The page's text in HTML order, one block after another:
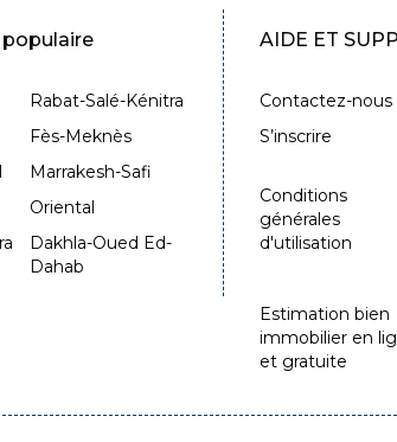
Rabat-Salé-Kénitra
Fès-Meknès
Marrakesh-Safi
Oriental
Dakhla-Oued Ed-
Dahab
AIDE ET
Contactez-nous
S’inscrire
Conditions
générales
d'utilisation
Estimation bien
immobilier en
et gratuite